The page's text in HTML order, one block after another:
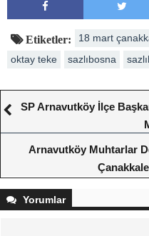
Etiketler: 18 mart
oktay teke
sazlıbosna
SP Arnavutköy İlçe
Arnavutköy Muhtarlar
Yorumlar